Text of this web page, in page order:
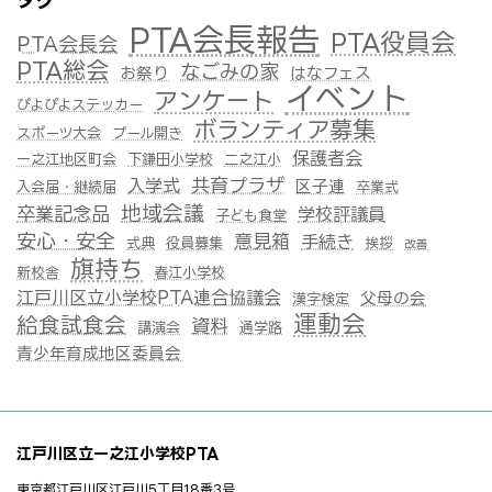
PTA会長会
PTA会長報告 PTA役員会
PTA総会 お祭り なごみの家 はなフェス
ぴよぴよステッカー アンケート イベント
スポーツ大会 プール開き ボランティア募集
一之江地区町会 下鎌田小学校 二之江小 保護者会
入会届・継続届 入学式 共育プラザ 区子連 卒業式
卒業記念品 地域会議 子ども食堂 学校評議員
安心・安全 式典 役員募集 意見箱 手続き 挨拶 改善
新校舎 旗持ち 春江小学校
江戸川区立小学校PTA連合協議会 漢字検定 父母の会
給食試食会 講演会 資料 通学路 運動会
青少年育成地区委員会
江戸川区立一之江小学校PTA
東京都江戸川区江戸川5丁目18番3号